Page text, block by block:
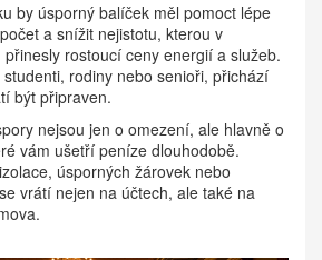
by úsporný balíček měl pomoct lépe
a snížit nejistotu, kterou v
rostoucí ceny energií a služeb.
rodiny nebo senioři, přichází
být připraven.
nejsou jen o omezení, ale hlavně o
vám ušetří peníze dlouhodobě.
úsporných žárovek nebo
vrátí nejen na účtech, ale také na